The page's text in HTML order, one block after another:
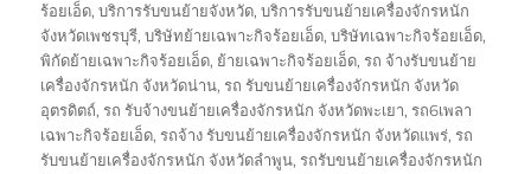
ร้อยเอ็ด,บริการรับขนย้ายจังหวัด,บริการรับขนย้ายเครื่องจักรหนัก
จังหวัดเพชรบุรี,บริษัทย้ายเฉพาะกิจร้อยเอ็ด,บริษัทเฉพาะกิจร้อยเอ็ด,
พิกัดย้ายเฉพาะกิจร้อยเอ็ด, ย้ายเฉพาะกิจร้อยเอ็ด,รถ จ้างรับขนย้าย
เครื่องจักรหนัก จังหวัดน่าน,รถ รับขนย้ายเครื่องจักรหนัก จังหวัด
อุตรดิตถ์,รถ รับจ้างขนย้ายเครื่องจักรหนัก จังหวัดพะเยา,รถ6เพลา
เฉพาะกิจร้อยเอ็ด,รถจ้าง รับขนย้ายเครื่องจักรหนัก จังหวัดแพร่,รถ
รับขนย้ายเครื่องจักรหนัก จังหวัดลำพูน,รถรับขนย้ายเครื่องจักรหนัก